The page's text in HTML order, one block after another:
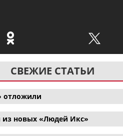
СВЕЖИЕ СТАТЬИ
отложили
из новых «Людей Икс»